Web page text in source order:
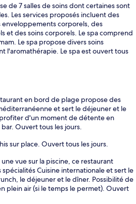
de 7 salles de soins dont certaines sont
Les services proposés incluent des
enveloppements corporels, des
et des soins corporels. Le spa comprend
Le spa propose divers soins
l'aromathérapie. Le spa est ouvert tous
en bord de plage propose des
et sert le déjeuner et le
d'un moment de détente en
Ouvert tous les jours.
sur place. Ouvert tous les jours.
vue sur la piscine, ce restaurant
Cuisine internationale et sert le
le déjeuner et le dîner. Possibilité de
plein air (si le temps le permet). Ouvert